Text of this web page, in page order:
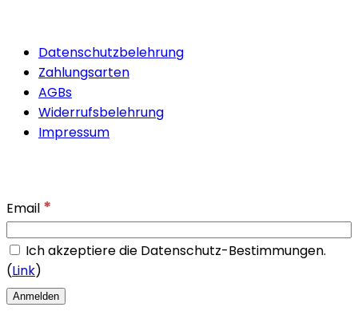
Datenschutzbelehrung
Zahlungsarten
AGBs
Widerrufsbelehrung
Impressum
Email *
Ich akzeptiere die Datenschutz-Bestimmungen.
(Link)